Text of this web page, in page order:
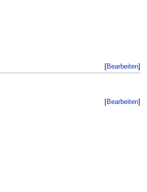
[Bearbeiten]
[Bearbeiten]